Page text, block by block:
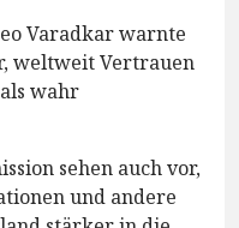
Varadkar warnte
weltweit Vertrauen
wahr
sehen auch vor,
und andere